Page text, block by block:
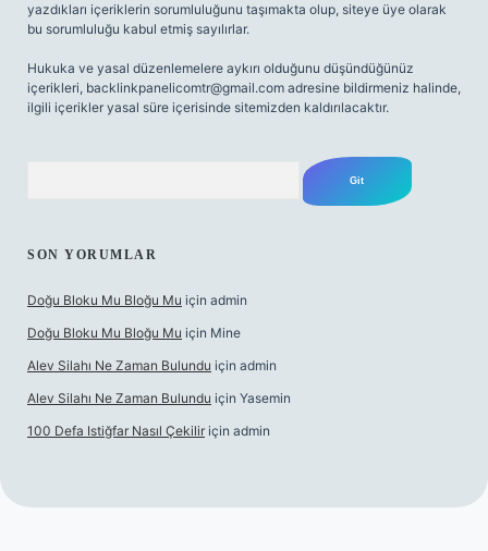
yazdıkları içeriklerin sorumluluğunu taşımakta olup, siteye üye olarak
bu sorumluluğu kabul etmiş sayılırlar.
Hukuka ve yasal düzenlemelere aykırı olduğunu düşündüğünüz
içerikleri, backlinkpanelicomtr@gmail.com adresine bildirmeniz halinde,
ilgili içerikler yasal süre içerisinde sitemizden kaldırılacaktır.
SON YORUMLAR
Doğu Bloku Mu Bloğu Mu için admin
Doğu Bloku Mu Bloğu Mu için Mine
Alev Silahı Ne Zaman Bulundu için admin
Alev Silahı Ne Zaman Bulundu için Yasemin
100 Defa Istiğfar Nasıl Çekilir için admin